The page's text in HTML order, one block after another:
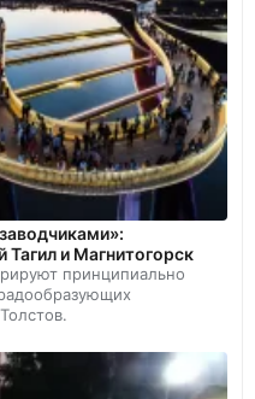
и Магнитогорск
принципиально